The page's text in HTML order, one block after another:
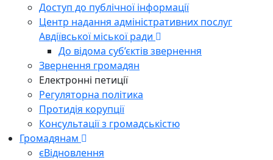
Доступ до публічної інформації
Центр надання адміністративних послуг
Авдіївської міської ради
До відома суб’єктів звернення
Звернення громадян
Електронні петиції
Регуляторна політика
Протидія корупції
Консультації з громадськістю
Громадянам
єВідновлення